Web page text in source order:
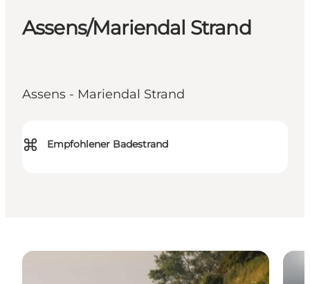
Assens/Mariendal Strand
Assens - Mariendal Strand
⌘ Empfohlener Badestrand